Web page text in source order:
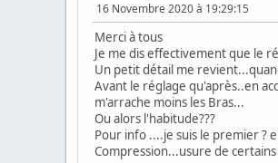
16 Novembre 2020 à 19:29:15
Merci à tous
Je me dis effectivement que le
Un petit détail me
Avant le réglage qu'après..en
m'arrache moins les Bras...
Ou alors l'habitude???
Pour info ....je suis le premier ?
Compression...usure de